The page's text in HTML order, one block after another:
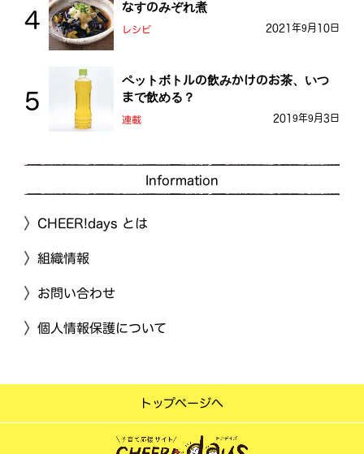
なすのみぞれ煮
レシピ 2021年9月10日
ペットボトルの飲みかけのお茶、いつ
まで飲める？
連載 2019年9月3日
Information
CHEER!days とは
組織情報
お問い合わせ
個人情報保護について
トップページへ